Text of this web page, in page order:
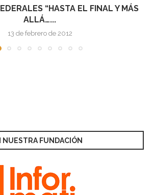
“HASTA EL FINAL Y MÁS
ALLÁ…...
de febrero de 2012
NUESTRA FUNDACIÓN